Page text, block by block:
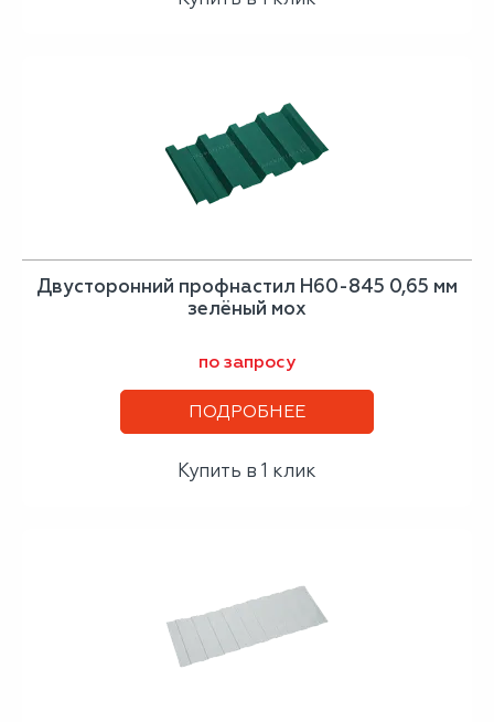
Двусторонний профнастил Н60-845 0,65 мм
зелёный мох
по запросу
ПОДРОБНЕЕ
Купить в 1 клик